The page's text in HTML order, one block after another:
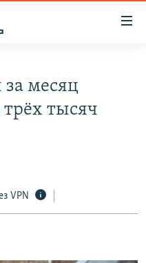
месяц
трёх тысяч
VPN